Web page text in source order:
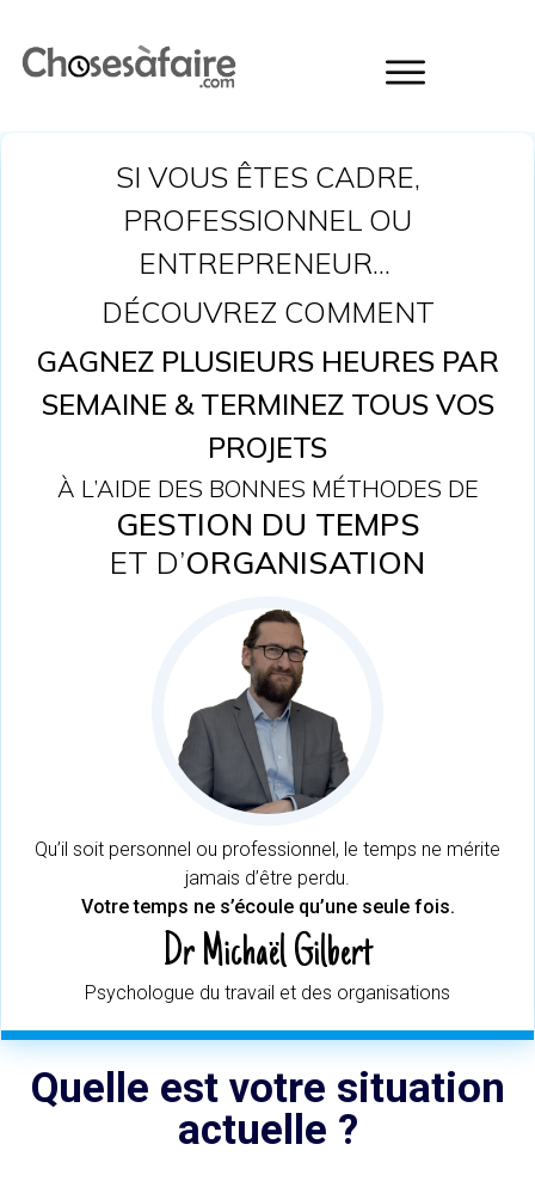
Qu’il soit personnel ou professionnel, le temps ne mérite
jamais d’être perdu.
Votre temps ne s’écoule qu’une seule fois.
Dr Michaël Gilbert
Psychologue du travail et des organisations
SI VOUS ÊTES CADRE,
PROFESSIONNEL OU
ENTREPRENEUR...
DÉCOUVREZ COMMENT
GAGNEZ PLUSIEURS HEURES PAR
SEMAINE & TERMINEZ TOUS VOS
PROJETS
À L’AIDE DES BONNES MÉTHODES DE
GESTION DU TEMPS
ET D’ORGANISATION
Quelle est votre situation
actuelle ?